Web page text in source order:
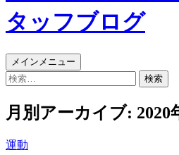
タッフブログ
検
索
メインメニュー コ
ン
テ
ン
ツ
検
月別アーカイブ: 2020
運動